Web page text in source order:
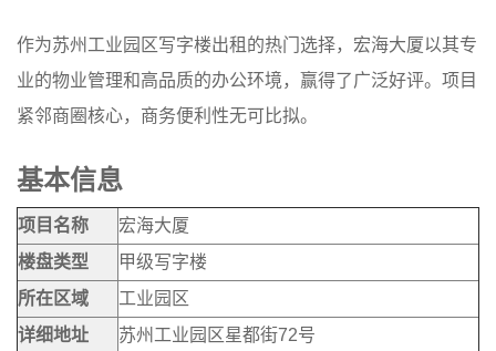
作为苏州工业园区写字楼出租的热门选择，宏海大厦以其专
业的物业管理和高品质的办公环境，赢得了广泛好评。项目
紧邻商圈核心，商务便利性无可比拟。
基本信息
项目名称
宏海大厦
楼盘类型
甲级写字楼
所在区域
工业园区
详细地址
苏州工业园区星都街72号